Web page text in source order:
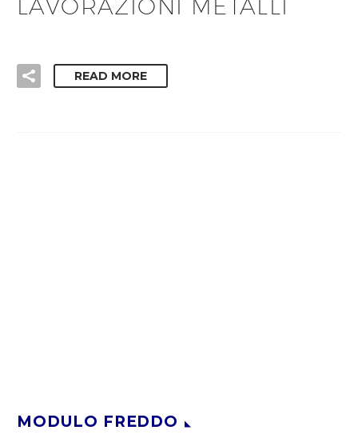
LAVORAZIONI METALLI
READ MORE
MODULO FREDDO